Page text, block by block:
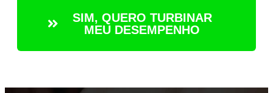
SIM, QUERO TURBINAR
MEU DESEMPENHO